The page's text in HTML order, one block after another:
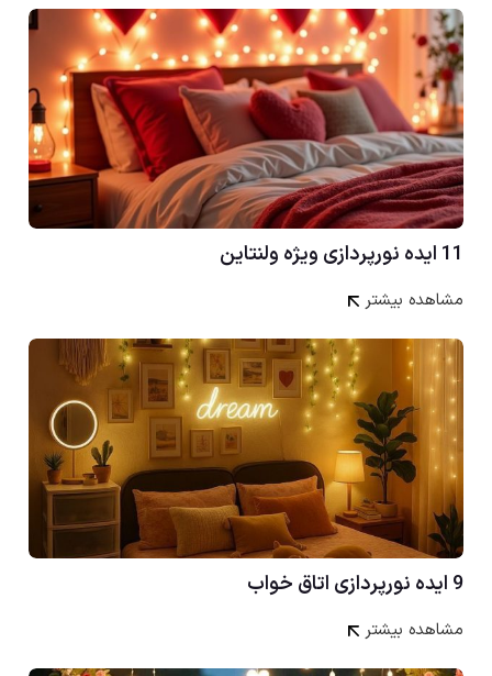
11 ایده نورپردازی ویژه ولنتاین
مشاهده بیشتر
9 ایده نورپردازی اتاق خواب
مشاهده بیشتر